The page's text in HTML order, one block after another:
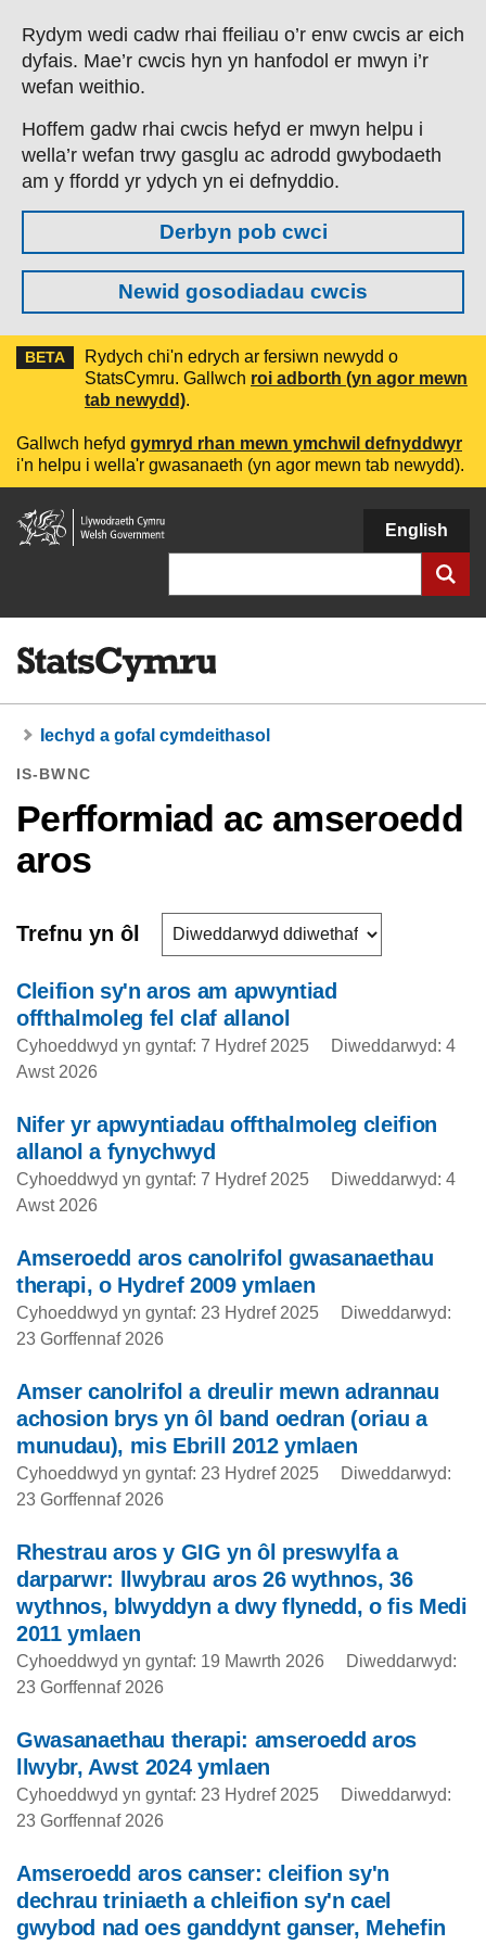
Skip to main content
Rydym wedi cadw rhai ffeiliau o’r enw cwcis ar eich
dyfais. Mae’r cwcis hyn yn hanfodol er mwyn i’r
wefan weithio.
Hoffem gadw rhai cwcis hefyd er mwyn helpu i
wella’r wefan trwy gasglu ac adrodd gwybodaeth
am y ffordd yr ydych yn ei defnyddio.
Derbyn pob cwci
Newid gosodiadau cwcis
BETA
Rydych chi'n edrych ar fersiwn newydd o
StatsCymru. Gallwch roi adborth (yn agor mewn
tab newydd).
Gallwch hefyd gymryd rhan mewn ymchwil defnyddwyr
i'n helpu i wella'r gwasanaeth (yn agor mewn tab newydd).
Llywodraeth
Cymru
English
Iechyd a gofal cymdeithasol
IS-BWNC
Perfformiad ac amseroedd
aros
Trefnu yn ôl
Cleifion sy'n aros am apwyntiad
offthalmoleg fel claf allanol
Cyhoeddwyd yn gyntaf: 7 Hydref 2025
Diweddarwyd: 4
Awst 2026
Nifer yr apwyntiadau offthalmoleg cleifion
allanol a fynychwyd
Cyhoeddwyd yn gyntaf: 7 Hydref 2025
Diweddarwyd: 4
Awst 2026
Amseroedd aros canolrifol gwasanaethau
therapi, o Hydref 2009 ymlaen
Cyhoeddwyd yn gyntaf: 23 Hydref 2025
Diweddarwyd:
23 Gorffennaf 2026
Amser canolrifol a dreulir mewn adrannau
achosion brys yn ôl band oedran (oriau a
munudau), mis Ebrill 2012 ymlaen
Cyhoeddwyd yn gyntaf: 23 Hydref 2025
Diweddarwyd:
23 Gorffennaf 2026
Rhestrau aros y GIG yn ôl preswylfa a
darparwr: llwybrau aros 26 wythnos, 36
wythnos, blwyddyn a dwy flynedd, o fis Medi
2011 ymlaen
Cyhoeddwyd yn gyntaf: 19 Mawrth 2026
Diweddarwyd:
23 Gorffennaf 2026
Gwasanaethau therapi: amseroedd aros
llwybr, Awst 2024 ymlaen
Cyhoeddwyd yn gyntaf: 23 Hydref 2025
Diweddarwyd:
23 Gorffennaf 2026
Amseroedd aros canser: cleifion sy'n
dechrau triniaeth a chleifion sy'n cael
gwybod nad oes ganddynt ganser, Mehefin